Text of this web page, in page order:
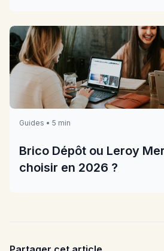
Guides • 5 min
Brico Dépôt ou Leroy
choisir en 2026 ?